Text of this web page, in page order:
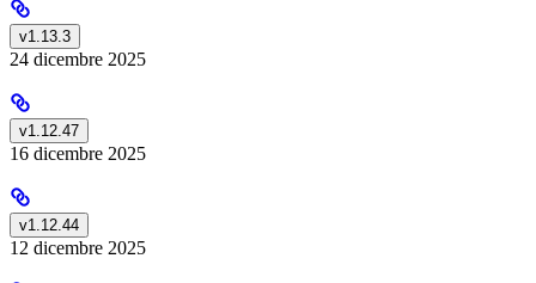
v1.13.3
24 dicembre 2025
v1.12.47
16 dicembre 2025
v1.12.44
12 dicembre 2025